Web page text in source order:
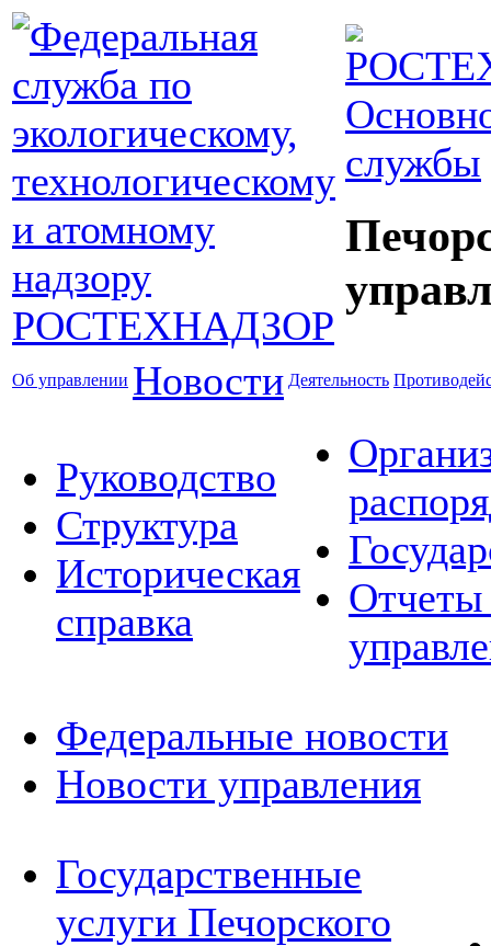
службы
Об управлении Новости Деятельность
Руководство
Структура
Историческая
справка
Отчеты
Федеральные новости
Новости управления
Государственные
услуги Печорского